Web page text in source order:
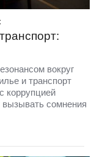
вокруг
и транспорт
коррупцией
вызывать сомнения